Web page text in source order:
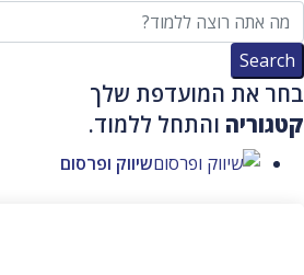
בחר את המועדפת שלך
קטגוריה והתחל ללמוד.
שיווק ופרסום